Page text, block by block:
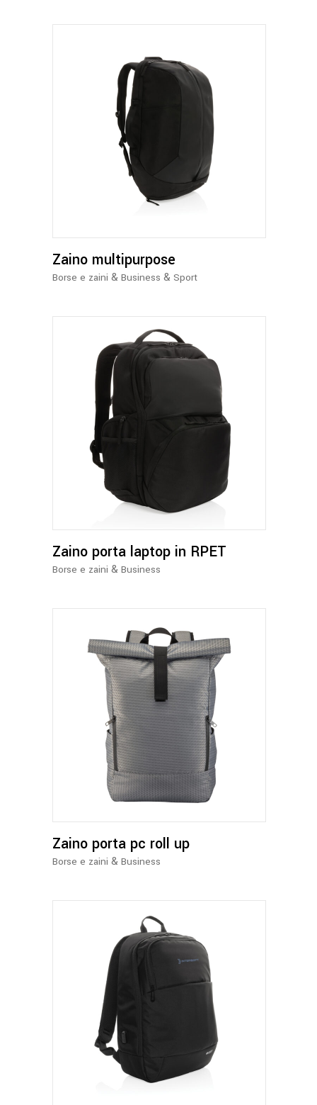
Zaino multipurpose
Borse e zaini & Business & Sport
Zaino porta laptop in RPET
Borse e zaini & Business
Questo
prodotto
ha
più
varianti.
opzioni
possono
essere
del
prodotto
Zaino porta pc roll up
Borse e zaini & Business